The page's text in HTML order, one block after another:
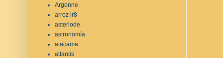
Argonne
arroz ir8
asteriode
astronomía
atacama
atlantis